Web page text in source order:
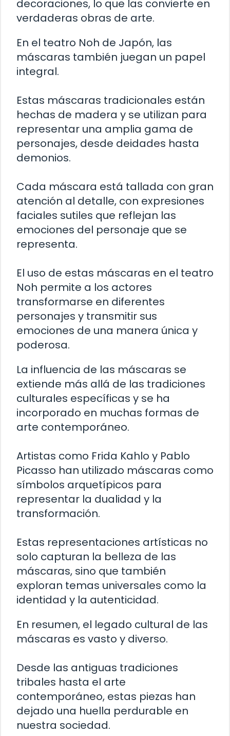
decoraciones, lo que las convierte en
verdaderas obras de arte.
En el teatro Noh de Japón, las
máscaras también juegan un papel
integral.
Estas máscaras tradicionales están
hechas de madera y se utilizan para
representar una amplia gama de
personajes, desde deidades hasta
demonios.
Cada máscara está tallada con gran
atención al detalle, con expresiones
faciales sutiles que reflejan las
emociones del personaje que se
representa.
El uso de estas máscaras en el teatro
Noh permite a los actores
transformarse en diferentes
personajes y transmitir sus
emociones de una manera única y
poderosa.
La influencia de las máscaras se
extiende más allá de las tradiciones
culturales específicas y se ha
incorporado en muchas formas de
arte contemporáneo.
Artistas como Frida Kahlo y Pablo
Picasso han utilizado máscaras como
símbolos arquetípicos para
representar la dualidad y la
transformación.
Estas representaciones artísticas no
solo capturan la belleza de las
máscaras, sino que también
exploran temas universales como la
identidad y la autenticidad.
En resumen, el legado cultural de las
máscaras es vasto y diverso.
Desde las antiguas tradiciones
tribales hasta el arte
contemporáneo, estas piezas han
dejado una huella perdurable en
nuestra sociedad.